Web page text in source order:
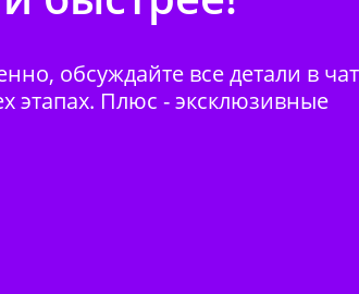
обсуждайте все детали в
этапах. Плюс - эксклюзивные